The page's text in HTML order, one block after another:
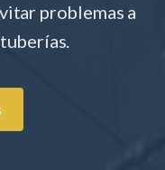
problemas a